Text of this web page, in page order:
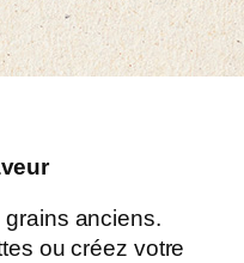
anciens.
ou créez votre